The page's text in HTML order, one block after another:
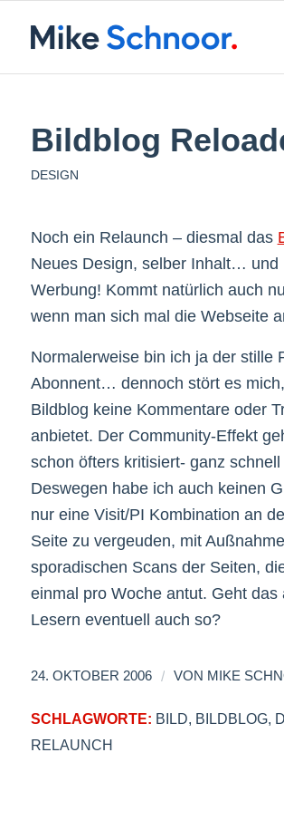
Bildblog
DESIGN
Noch ein Relaunch – diesmal das
Neues Design, selber Inhalt… und
Werbung! Kommt natürlich auch
wenn man sich mal die Webseite
Normalerweise bin ich ja der stille
Abonnent… dennoch stört es
Bildblog keine Kommentare oder
anbietet. Der Community-Effekt
schon öfters kritisiert- ganz schnell
Deswegen habe ich auch keinen
nur eine Visit/PI Kombination an
Seite zu vergeuden, mit
sporadischen Scans der Seiten,
einmal pro Woche antut. Geht das
Lesern eventuell auch so?
24. OKTOBER 2006 / VON MIKE
SCHLAGWORTE: BILD, BILDBLOG,
RELAUNCH